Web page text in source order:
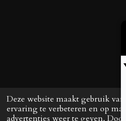
Deze website maakt gebruik van
ervaring te verbeteren en op
advertenties weer te geven. Door